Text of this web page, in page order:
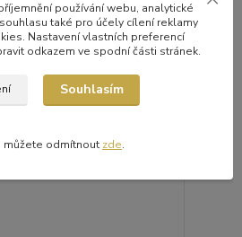
používání webu, analytické
také pro účely cílení reklamy
Nastavení vlastních preferencí
odkazem ve spodní části stránek.
Souhlasím
můžete odmítnout zde.